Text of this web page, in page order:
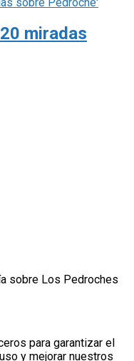
miradas
sobre Los Pedroches
para garantizar el
y mejorar nuestros